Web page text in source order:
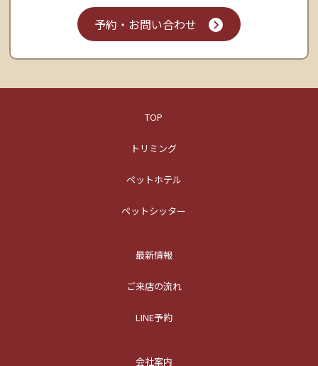
予約・お問い合わせ
TOP
トリミング
ペットホテル
ペットシッター
最新情報
ご来店の流れ
LINE予約
会社案内